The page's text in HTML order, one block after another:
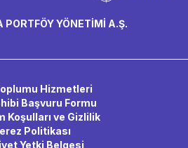
YÖNETİMİ A.Ş.
Hizmetleri
Başvuru Formu
Koşulları ve Gizlilik
Politikası
Yetki Belgesi